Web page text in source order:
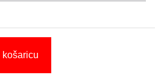
košaricu